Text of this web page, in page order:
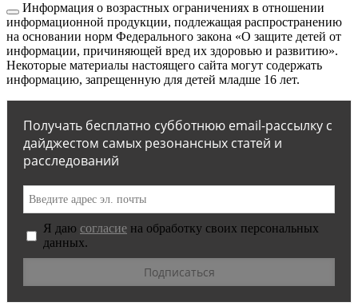
Информация о возрастных ограничениях в отношении
информационной продукции, подлежащая распространению
на основании норм Федерального закона «О защите детей от
информации, причиняющей вред их здоровью и развитию».
Некоторые материалы настоящего сайта могут содержать
информацию, запрещенную для детей младше 16 лет.
Получать бесплатно субботнюю email-рассылку с
дайджестом самых резонансных статей и
расследований
Я даю согласие на обработку своих персональных
данных.